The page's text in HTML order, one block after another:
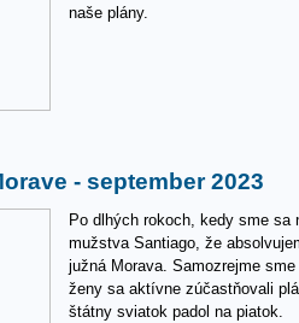
naše plány.
- september 2023
Po dlhých rokoch, kedy sme
mužstva Santiago, že
južná Morava. Samozrejme
ženy sa aktívne zúčastňovali
štátny sviatok padol na piatok.